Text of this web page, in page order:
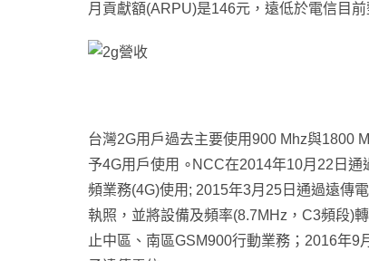
月貢獻額(ARPU)是146元，遠低於電信目
台灣2G用戶過去主要使用900 Mhz與1800
予4G用戶使用 ∘NCC在2014年10月22日
頻業務(4G)使用; 2015年3月25日通過遠傳
執照，並將設備及頻率(8.7MHz，C3頻段)
止中區、南區GSM900行動業務；2016年